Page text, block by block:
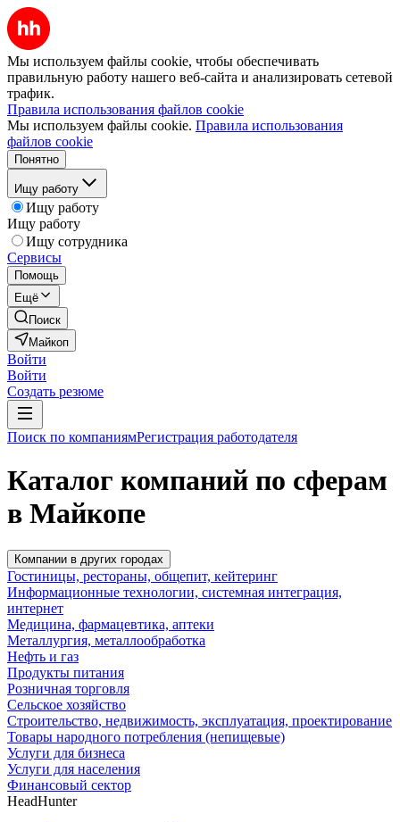
Мы используем файлы cookie, чтобы обеспечивать
правильную работу нашего веб-сайта и анализировать сетевой
трафик.
Правила использования файлов cookie
Мы используем файлы cookie. Правила использования
файлов cookie
Понятно
Ищу работу
Ищу работу
Ищу работу
Ищу сотрудника
Сервисы
Помощь
Ещё
Поиск
Майкоп
Войти
Войти
Создать резюме
Поиск по компаниямРегистрация работодателя
Каталог компаний по сферам
в Майкопе
Компании в других городах
Гостиницы, рестораны, общепит, кейтеринг
Информационные технологии, системная интеграция,
интернет
Медицина, фармацевтика, аптеки
Металлургия, металлообработка
Нефть и газ
Продукты питания
Розничная торговля
Сельское хозяйство
Строительство, недвижимость, эксплуатация, проектирование
Товары народного потребления (непищевые)
Услуги для бизнеса
Услуги для населения
Финансовый сектор
HeadHunter